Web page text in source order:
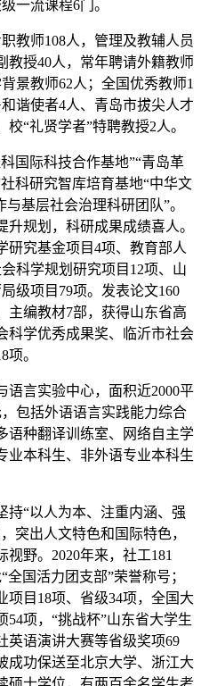
一流课程6门。
教师108人，管理及教辅人员
教授40人，常年聘请外籍教师
景教师62人；全国优秀教师1
谐使者4人、青岛市拔尖人才
“礼贤学者”特聘教授2人。
国际科技合作基地”“青岛革
科研究智库培育基地“中华文
基层社会治理科研团队”。
规划，科研成果成绩喜人。
研究基金项目4项、教育部人
科学规划研究项目12项、山
级项目79项。发表论文160
主编教材7部，获得山东省高
科学优秀成果奖、临沂市社会
。
语言实验中心，面积近2000平
包括外语语言实践能力综合
语种翻译训练室、网络自主学
业本科生、非外语专业本科生
持“以人为本、注重内涵、强
突出人文特色和国际特色，
野。2020年来，社工181
国活力团支部”荣誉称号；
项目18项、省级34项，全国大
项，“挑战杯”山东省大学生
英语演讲大赛等省级奖项69
成功保送至北京大学、浙江大